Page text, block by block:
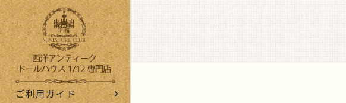
西洋アンティークドールハウ
ご利用ガイド